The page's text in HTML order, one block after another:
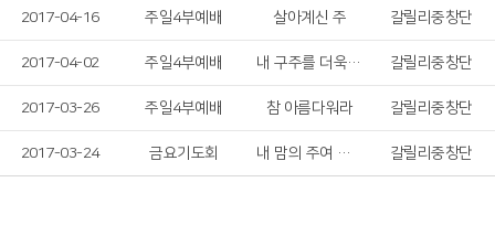
2017-04-16 주일4부예배 살아계신 주 갈릴리중창단
2017-04-02 주일4부예배 내 구주를 더욱 사랑 갈릴리중창단
2017-03-26 주일4부예배 참 아름다워라 갈릴리중창단
2017-03-24 금요기도회 내 맘의 주여 소망 되소서 갈릴리중창단